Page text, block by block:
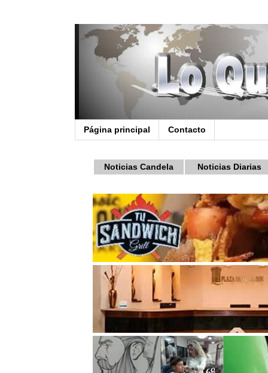
Página principal Contacto
Noticias Candela Noticias Diarias